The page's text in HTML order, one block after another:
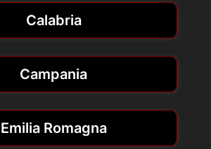
Calabria
Campania
Emilia Romagna